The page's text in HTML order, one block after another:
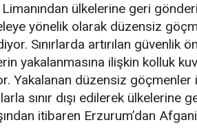
ülkelerine geri
yönelik olarak düzensiz
Sınırlarda artırılan güvenlik
yakalanmasına ilişkin kolluk
Yakalanan düzensiz
sınır dışı edilerek ülkelerine
itibaren Erzurum’dan